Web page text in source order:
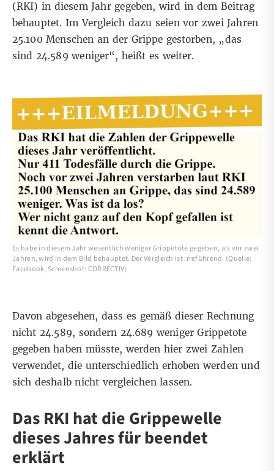
(RKI) in diesem Jahr gegeben, wird in dem Beitrag
behauptet. Im Vergleich dazu seien vor zwei Jahren
25.100 Menschen an der Grippe gestorben, „das
sind 24.589 weniger“, heißt es weiter.
Es habe in diesem Jahr wesentlich weniger Grippetote gegeben, als vor zwei
Jahren, wird in dem Bild behauptet. Der Vergleich ist irreführend. (Quelle:
Facebook, Screenshot: CORRECTIV)
Davon abgesehen, dass es gemäß dieser Rechnung
nicht 24.589, sondern 24.689 weniger Grippetote
gegeben haben müsste, werden hier zwei Zahlen
verwendet, die unterschiedlich erhoben werden und
sich deshalb nicht vergleichen lassen.
Das RKI hat die Grippewelle
dieses Jahres für beendet
erklärt